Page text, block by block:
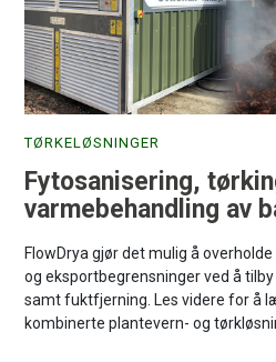
TØRKELØSNINGER
Fytosanisering,
varmebehandling av
FlowDrya gjør det mulig å
og eksportbegrensninger ved å
samt fuktfjerning. Les videre for å
kombinerte plantevern- og